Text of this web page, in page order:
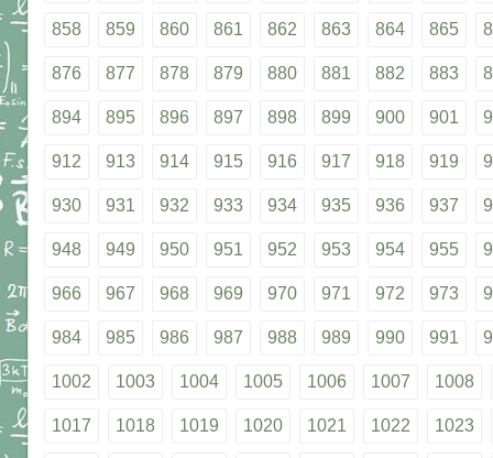
858 859 860 861 862 863 864 865
876 877 878 879 880 881 882 883
894 895 896 897 898 899 900 901
912 913 914 915 916 917 918 919
930 931 932 933 934 935 936 937
948 949 950 951 952 953 954 955
966 967 968 969 970 971 972 973
984 985 986 987 988 989 990 991
1002 1003 1004 1005 1006 1007 1008
1017 1018 1019 1020 1021 1022 1023